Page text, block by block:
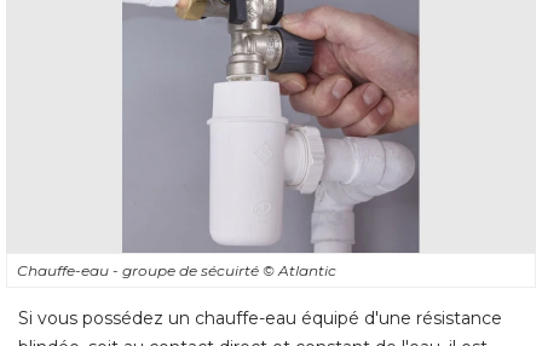
Chauffe-eau - groupe de sécuirté © Atlantic
Si vous possédez un chauffe-eau équipé d'une résistance